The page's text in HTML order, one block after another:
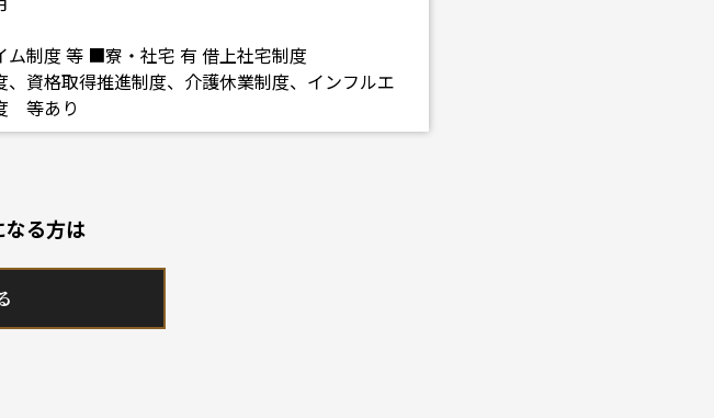
ム制度 等 ■寮・社宅 有 借上社宅制度
資格取得推進制度、介護休業制度、インフルエ
等あり
なる方は